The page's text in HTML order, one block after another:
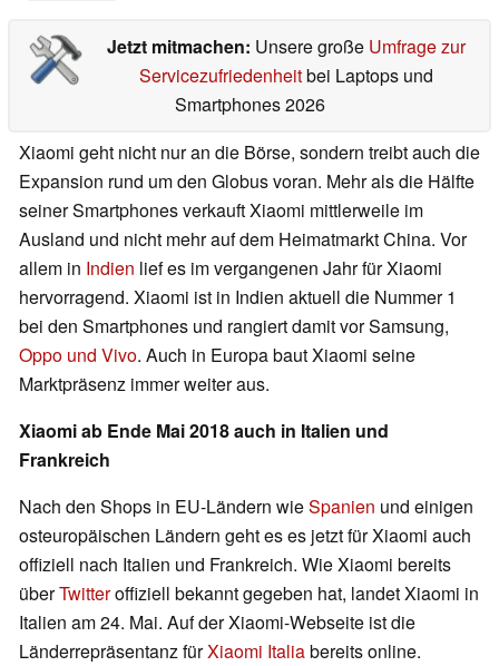
Jetzt mitmachen: Unsere große Umfrage zur
Servicezufriedenheitbei Laptops und
Smartphones 2026
Xiaomi geht nicht nur an die Börse, sondern treibt auch die
Expansion rund um den Globus voran. Mehr als die Hälfte
seiner Smartphones verkauft Xiaomi mittlerweile im
Ausland und nicht mehr auf dem Heimatmarkt China. Vor
allem in Indien lief es im vergangenen Jahr für Xiaomi
hervorragend. Xiaomi ist in Indien aktuell die Nummer 1
bei den Smartphones und rangiert damit vor Samsung,
Oppo und Vivo. Auch in Europa baut Xiaomi seine
Marktpräsenz immer weiter aus.
Xiaomi ab Ende Mai 2018 auch in Italien und
Frankreich
Nach den Shops in EU-Ländern wieSpanien und einigen
osteuropäischen Ländern geht es es jetzt für Xiaomi auch
offiziell nach Italien und Frankreich. Wie Xiaomi bereits
überTwitteroffiziell bekannt gegeben hat, landet Xiaomi in
Italien am 24. Mai. Auf der Xiaomi-Webseite ist die
Länderrepräsentanz fürXiaomi Italiabereits online.